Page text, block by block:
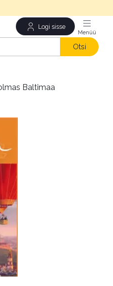
Logi sisse
Otsi
Baltimaa